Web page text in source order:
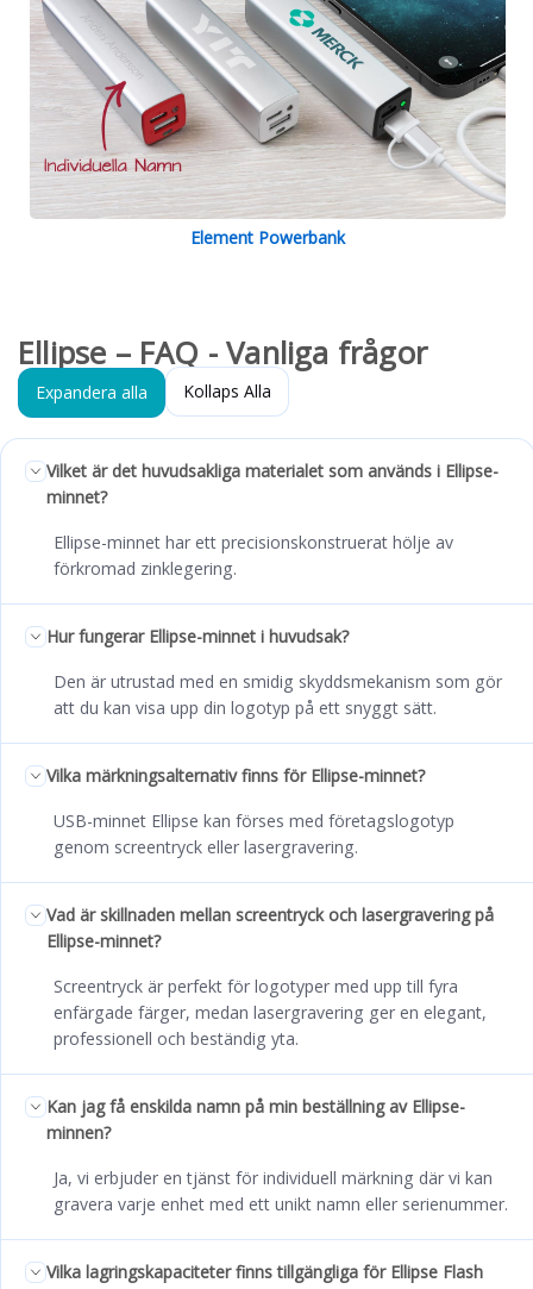
Element Powerbank
Ellipse – FAQ - Vanliga frågor
Expandera alla Kollaps Alla
Vilket är det huvudsakliga materialet som används i Ellipse-
minnet?
Ellipse-minnet har ett precisionskonstruerat hölje av
förkromad zinklegering.
Hur fungerar Ellipse-minnet i huvudsak?
Den är utrustad med en smidig skyddsmekanism som gör
att du kan visa upp din logotyp på ett snyggt sätt.
Vilka märkningsalternativ finns för Ellipse-minnet?
USB-minnet Ellipse kan förses med företagslogotyp
genom screentryck eller lasergravering.
Vad är skillnaden mellan screentryck och lasergravering på
Ellipse-minnet?
Screentryck är perfekt för logotyper med upp till fyra
enfärgade färger, medan lasergravering ger en elegant,
professionell och beständig yta.
Kan jag få enskilda namn på min beställning av Ellipse-
minnen?
Ja, vi erbjuder en tjänst för individuell märkning där vi kan
gravera varje enhet med ett unikt namn eller serienummer.
Vilka lagringskapaciteter finns tillgängliga för Ellipse Flash